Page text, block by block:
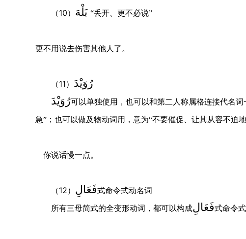
（10） بَلْهَ “丢开、更不必说”
更不用说去伤害其他人了。
（11） رُوَيْدَ
رُوَيْدَ可以单独使用，也可以和第二人称属格连接代名
急”；也可以做及物动词用，意为“不要催促、让其从容不迫地
你说话慢一点。
（12） فَعَالِ式命令式动名词
所有三母简式的全变形动词，都可以构成فَعَالِ式命令